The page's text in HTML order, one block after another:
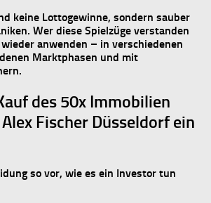
keine Lottogewinne, sondern sauber
. Wer diese Spielzüge verstanden
anwenden – in verschiedenen
Marktphasen und mit
des 50x Immobilien
Fischer Düsseldorf ein
so vor, wie es ein Investor tun